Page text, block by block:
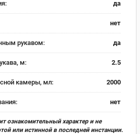
да
нет
рукавом: да
м: 2.5
камеры, мл: 2000
нет
ознакомительный характер и не
или истинной в последней инстанции.